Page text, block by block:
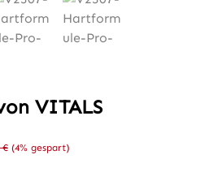
VITALS
Preis:
€ (4% gespart)